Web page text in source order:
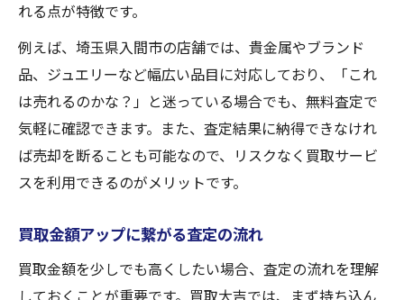
れる点が特徴です。
例えば、埼玉県入間市の店舗では、貴金属やブランド
品、ジュエリーなど幅広い品目に対応しており、「これ
は売れるのかな？」と迷っている場合でも、無料査定で
気軽に確認できます。また、査定結果に納得できなけれ
ば売却を断ることも可能なので、リスクなく買取サービ
スを利用できるのがメリットです。
買取金額アップに繋がる査定の流れ
買取金額を少しでも高くしたい場合、査定の流れを理解
しておくことが重要です。買取大吉では、まず持ち込ん